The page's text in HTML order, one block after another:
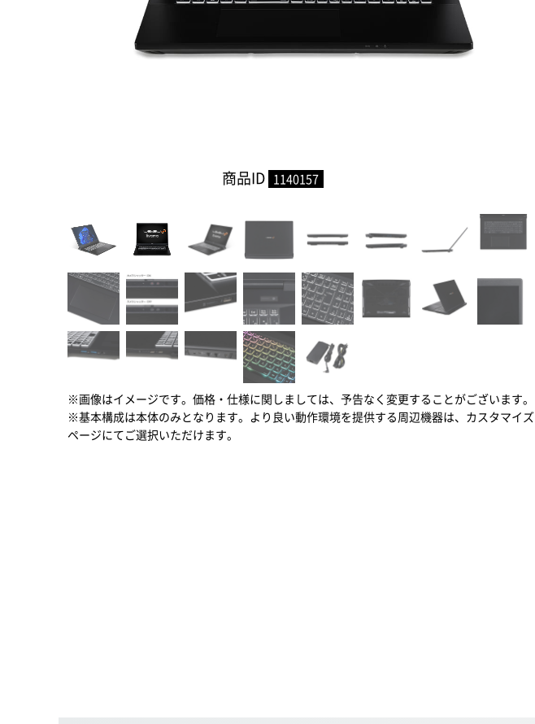
商品ID 1140157
※画像はイメージです。価格・仕様に関しましては、予告なく変更することがございます。
※基本構成は本体のみとなります。より良い動作環境を提供する周辺機器は、カスタマイズ
ページにてご選択いただけます。